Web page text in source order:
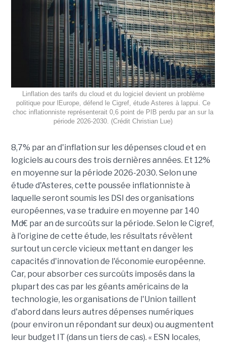
Linflation des tarifs du cloud et du logiciel devient un problème
politique pour lEurope, défend le Cigref, étude Asteres à lappui. Ce
choc inflationniste représenterait 0,6 point de PIB perdu par an sur la
période 2026-2030. (Crédit Christian Lue)
8,7% par an d'inflation sur les dépenses cloud et en
logiciels au cours des trois dernières années. Et 12%
en moyenne sur la période 2026-2030. Selon une
étude d'Asteres, cette poussée inflationniste à
laquelle seront soumis les DSI des organisations
européennes, va se traduire en moyenne par 140
Md€ par an de surcoûts sur la période. Selon le Cigref,
à l'origine de cette étude, les résultats révèlent
surtout un cercle vicieux mettant en danger les
capacités d'innovation de l'économie européenne.
Car, pour absorber ces surcoûts imposés dans la
plupart des cas par les géants américains de la
technologie, les organisations de l'Union taillent
d'abord dans leurs autres dépenses numériques
(pour environ un répondant sur deux) ou augmentent
leur budget IT (dans un tiers de cas). « ESN locales,